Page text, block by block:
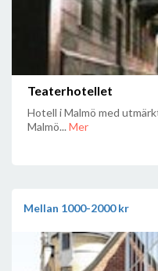
Teaterhotellet
Hotell i Malmö med
Malmö... Mer
Mellan 1000-2000 kr